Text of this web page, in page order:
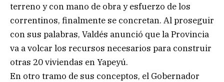
terreno y con mano de obra y esfuerzo de los
correntinos, finalmente se concretan. Al proseguir
con sus palabras, Valdés anunció que la Provincia
va a volcar los recursos necesarios para construir
otras 20 viviendas en Yapeyú.
En otro tramo de sus conceptos, el Gobernador